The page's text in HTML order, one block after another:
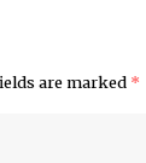
are marked *